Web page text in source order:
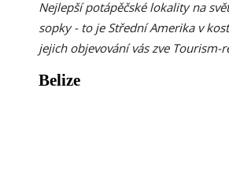
Nejlepší potápěčské lokality na
sopky - to je Střední Amerika v
jejich objevování vás zve Tourism-
Belize